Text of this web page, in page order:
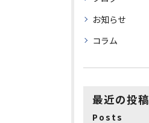
お知らせ
コラム
最近の投稿
Posts